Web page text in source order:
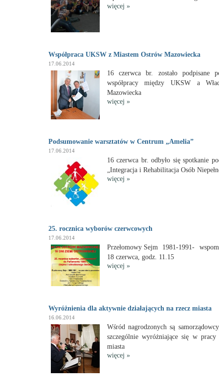
więcej »
Współpraca UKSW z Miastem Ostrów Mazowiecka
17.06.2014
16 czerwca br. zostało podpisane
współpracy między UKSW a
Mazowiecka
więcej »
Podsumowanie warsztatów w Centrum „Amelia”
17.06.2014
16 czerwca br. odbyło się spotkanie
„Integracja i Rehabilitacja Osób
więcej »
25. rocznica wyborów czerwcowych
17.06.2014
Przełomowy Sejm 1981-1991-
18 czerwca, godz. 11.15
więcej »
Wyróżnienia dla aktywnie działających na rzecz miasta
16.06.2014
Wśród nagrodzonych są
szczególnie wyróżniające się w pracy
miasta
więcej »